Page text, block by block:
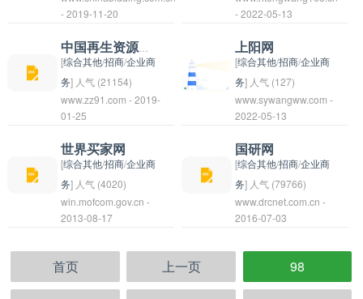
实时监控股票市场的动
态。
招标项目，获取招标文
件和投标书等相关资
料。通过该网站，企业
和个人可以更方便地了
解市场需求，参与竞
争，拓展业务。
个专门提供采购和招标
信息的网站，旨在为企
业和个人提供全面的采
购和招标服务。该网站
汇集了各种类型的采购
需求和招标信息，帮助
用户快速找到符合自身
需求的商机和合作伙
伴。同时，网站也提供
专业的采购与招标指
导，帮助用户更好地进
高竞争力和成交率。通
过中国采购与招标网，
- 2019-11-20
营家具和生活用品等商
品。它以提供优质产品
和服务而闻名，吸引了
众多消费者的关注和购
买。
- 2022-05-13
[综合其他/招商/企业商
务] 人气 (21154)
中国再生资源交易网 是
一个专门提供再生资源
交易信息的网站，旨在
促进再生资源的流通和
循环利用。用户可以在
该网站上发布和浏览各
种再生资源的交易信
料、废金属等。通过这
个平台，买卖双方可以
www.zz91.com - 2019-
01-25
上阳网
[综合其他/招商/企业商
务] 人气 (127)
www.sywangww.com -
2022-05-13
世界买家网
[综合其他/招商/企业商
务] 人气 (4020)
世界买家网是一个面向
全球买家和卖家的在线
易和国际商务合作。通
过该平台，买家可以浏
win.mofcom.gov.cn -
2013-08-17
国研网
[综合其他/招商/企业商
务] 人气 (79766)
国研网通常指中国的国
家重点研究机构，例如
员会。这些机构致力于
进行政策研究和战略规
www.drcnet.com.cn -
2016-07-03
首页 上一页 98